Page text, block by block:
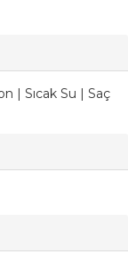
| Sıcak Su | Saç